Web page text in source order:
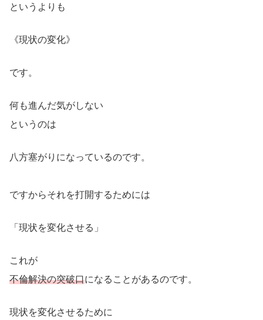
というよりも
《現状の変化》
です。
何も進んだ気がしない
というのは
八方塞がりになっているのです。
ですからそれを打開するためには
「現状を変化させる」
これが
不倫解決の突破口になることがあるのです。
現状を変化させるために